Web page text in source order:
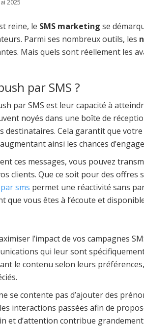
2025
reine, le SMS marketing se
Parmi ses nombreux outils, les
Mais quels sont réellement les
par SMS ?
par SMS est leur capacité à
noyés dans une boîte de
Cela garantit que votre
ainsi les chances
ces messages, vous pouvez
clients. Que ce soit pour des offres
sms permet une réactivité sans
vous êtes à l’écoute et
l’impact de vos campagnes
qui leur sont
le contenu selon leurs
se contente pas d’ajouter des
interactions passées afin de
et d’attention contribue